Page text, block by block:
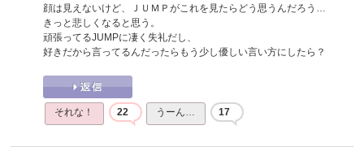
顔は見えないけど、ＪＵＭＰがこれを見たらどう思うんだろう…
きっと悲しくなると思う。
頑張ってるJUMPに凄く失礼だし、
好きだから言ってるんだったらもう少し優しい言い方にしたら？
それな！ 22 うーん… 17